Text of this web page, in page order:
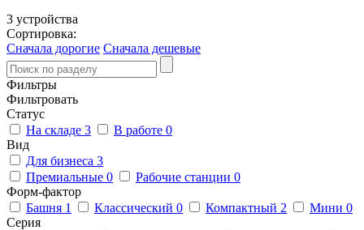
3 устройства
Сортировка:
Сначала дорогие Сначала дешевые
Фильтры
Фильтровать
Статус
На складе 3 В работе 0
Вид
Для бизнеса 3
Премиальные 0 Рабочие станции 0
Форм-фактор
Башня 1 Классический 0 Компактный 2 Мини 0
Серия